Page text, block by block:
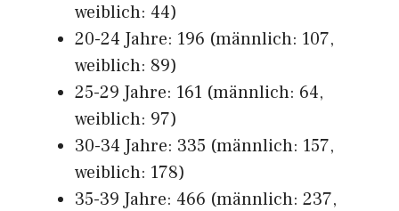
weiblich: 44)
20-24 Jahre: 196 (männlich: 107,
weiblich: 89)
25-29 Jahre: 161 (männlich: 64,
weiblich: 97)
30-34 Jahre: 335 (männlich: 157,
weiblich: 178)
35-39 Jahre: 466 (männlich: 237,